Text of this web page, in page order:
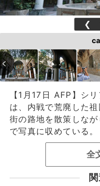
❮
【1月17日 AFP】シ
は、内戦で荒廃した
街の路地を散策しな
で写真に収めている。
全